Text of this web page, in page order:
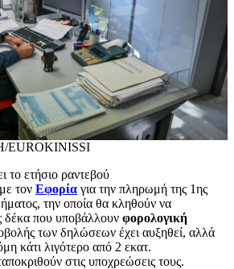
το ετήσιο ραντεβού
με τον Εφορία για την πληρωμή της 1ης
την οποία θα κληθούν να
δέκα που υποβάλλουν φορολογική
των δηλώσεων έχει αυξηθεί, αλλά
κάτι λιγότερο από 2 εκατ.
στις υποχρεώσεις τους.